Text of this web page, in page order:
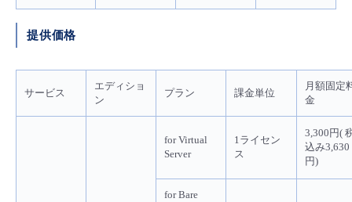
提供価格
サービス
エディショ
ン
プラン 課金単位
月額固定
金
for Virtual
Server
1ライセン
ス
3,300円(
込み3,630
円)
for Bare